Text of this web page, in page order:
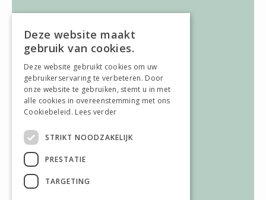
Wonen
Slapen
Vloeren
Gordijnen
ALGEMEEN
Vacatures
Wooninspiratie
Over ons
Contact
AFWIJKENDE OPENINGSTIJDEN
Afwijkende openingstijden
Deze website maakt
gebruik van cookies.
Deze website gebruikt cookies om uw
gebruikerservaring te verbeteren. Door
onze website te gebruiken, stemt u in met
alle cookies in overeenstemming met ons
Cookiebeleid. Lees verder
STRIKT NOODZAKELIJK
PRESTATIE
TARGETING